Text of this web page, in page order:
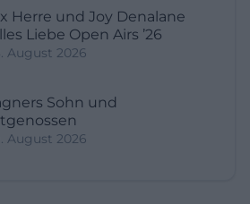
Herre und Joy Denalane
Liebe Open Airs ’26
August 2026
Sohn und
August 2026